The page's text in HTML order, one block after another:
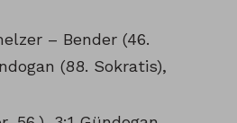
– Bender (46.
(88. Sokratis),